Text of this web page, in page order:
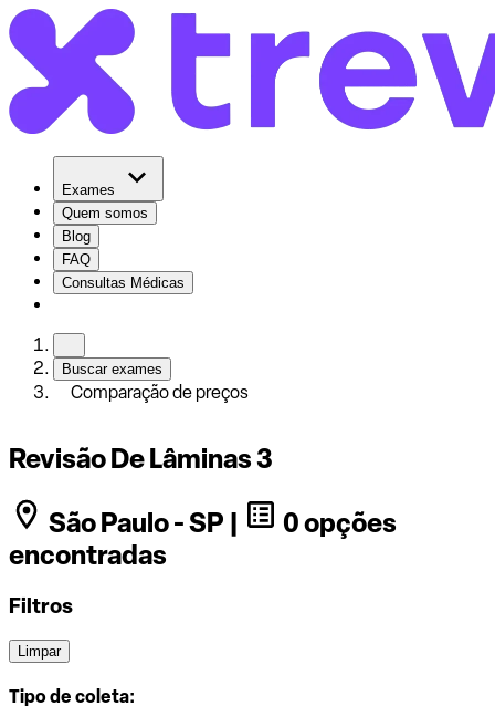
Exames
Quem somos
Blog
FAQ
Consultas Médicas
Buscar exames
Comparação de preços
Revisão De Lâminas 3
São Paulo - SP |
0 opções
encontradas
Filtros
Limpar
Tipo de coleta: